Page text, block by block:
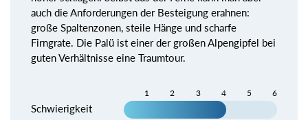
auch die Anforderungen der Besteigung erahnen:
große Spaltenzonen, steile Hänge und scharfe
Firngrate. Die Palü ist einer der großen Alpengipfel bei
guten Verhältnisse eine Traumtour.
1 2 3 4 5 6
Schwierigkeit